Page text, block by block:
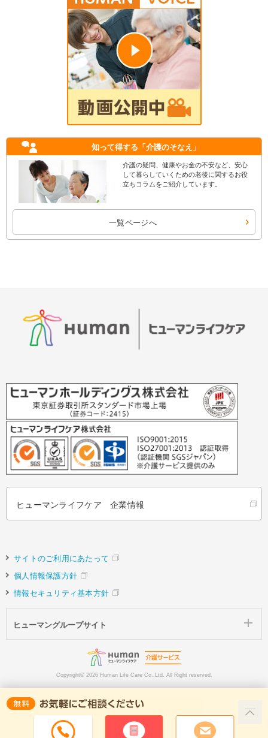
知って得する 「介護のそなえ」
介護の疑問、健康やお金の不安など、安心
して暮らしていくための老後に関するお役
立ちコラムをご紹介しています。
一覧ページへ
ヒューマンライフケア 企業情報
サイトのご利用にあたって
個人情報保護方針
情報セキュリティ基本方針
ヒューマングループサイト
Copyright© 2026 Human Life Care Co.,Ltd. All Right reserved.